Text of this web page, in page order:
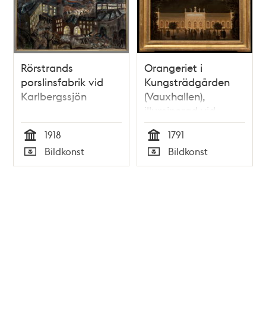
Rörstrands
porslinsfabrik vid
Karlbergssjön
Tid
1918
Typ
Bildkonst
Orangeriet i
Kungsträdgården
(Vauxhallen),
illuminerad vid
Borgerskapets fest
den 21 augusti 1791
med anledning av
Gustav III:s
Tid
1791
Typ
Bildkonst